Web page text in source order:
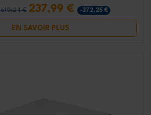
610,24 € 237,99 € -372,25 €
EN SAVOIR PLUS